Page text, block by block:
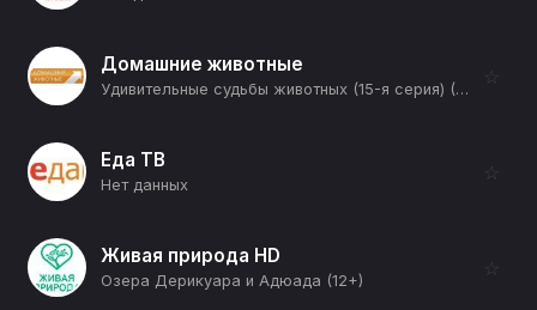
Домашние животные
Удивительные судьбы животных (15-я серия) (12+)
☆
Еда ТВ
Нет данных
☆
Живая природа HD
Озера Дерикуара и Адюада (12+)
☆